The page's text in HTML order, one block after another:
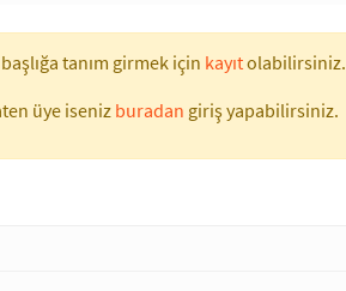
tanım girmek için kayıtolabilirsiniz.
üye isenizburadan giriş yapabilirsiniz.